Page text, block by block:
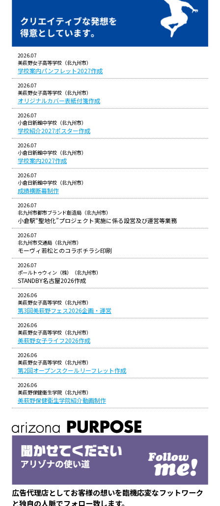
2026.07
美萩野女子高等学校（北九州市）
学校案内パンフレット2027作成
2026.07
美萩野女子高等学校（北九州市）
オリジナルカバー表紙付箋作成
2026.07
小倉日新館中学校（北九州市）
学校紹介2027ポスター作成
2026.07
小倉日新館中学校（北九州市）
学校案内2027作成
2026.07
小倉日新館中学校（北九州市）
成績横断幕制作
2026.07
北九州市都市ブランド創造局（北九州市）
小倉駅“聖地化”プロジェクト実施に係る設営及び運営等業務
2026.07
北九州市交通局（北九州市）
モーヴィ若松とのコラボチラシ印刷
2026.07
ポールトゥウィン（株）（北九州市）
STANDBY名古屋2026作成
2026.06
美萩野女子高等学校（北九州市）
第3回美萩野フェス2026企画・運営
2026.06
美萩野女子高等学校（北九州市）
美萩野女子ライフ2026作成
2026.06
美萩野女子高等学校（北九州市）
第2回オープンスクールリーフレット作成
2026.06
美萩野保健衛生学院（北九州市）
美萩野保健衛生学院紹介動画制作
広告代理店としてお客様の想いを臨機応変なフットワーク
と独自の人脈でフォロー致します。